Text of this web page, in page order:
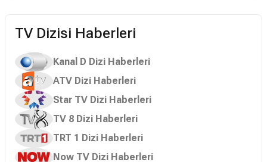
TV Dizisi Haberleri
Kanal D Dizi Haberleri
ATV Dizi Haberleri
Star TV Dizi Haberleri
TV 8 Dizi Haberleri
TRT 1 Dizi Haberleri
Now TV Dizi Haberleri